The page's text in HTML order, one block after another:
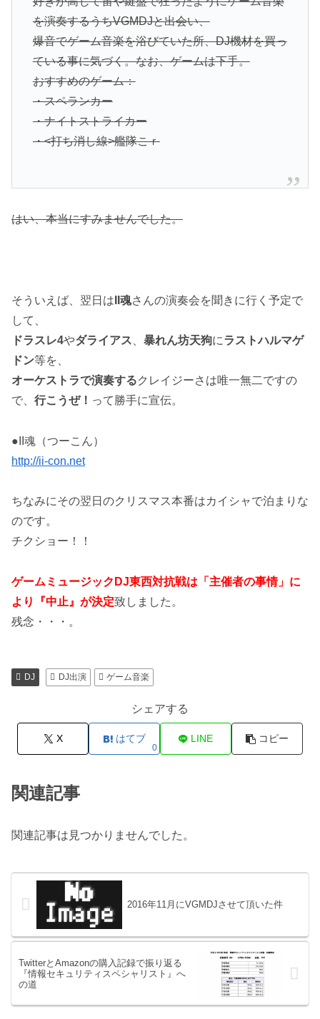
を演奏するうちVGMDJと出会い、
爆音でゲーム音楽を浴びていた所、DJ機材を買っ
ている事に気づく。なお、ゲームは下手。
おすすめのゲーム：
・スペランカー
・ナイトストライカー
・<打ち消し線>艦隊こｒ
はい、本当にすみませんでした。
そういえば、翌日は II魂さんの演奏会を聞きに行く予定で
して、
ドラスレ4やダライアス 暴れん坊天狗にラストハルマゲ
ドン等を、
オーケストラで演奏するクレイジーさは唯一無二ですの
で、 行こうぜ！ って勝手に宣伝。
●II魂（つーこん）
http://ii-con.net
ちなみにその翌日のクリスマス本番はカイシャで泊まりな
のです。
チクショー！！
ゲームミュージックDJ東西対抗戦は「 主催者の事情」に
より『中止』が決定致しました。
残念・・・。
DJ DJ出演 ゲーム音楽
シェアする
X はてブ
0
LINE コピー
関連記事
関連記事は見つかりませんでした。
2016年11月にVGMDJさせて頂いた件
TwitterとAmazonの購入記録で振り返る
『情報セキュリティスペシャリスト』へ
の道